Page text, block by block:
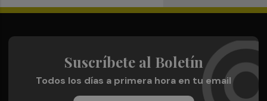
Suscríbete al Boletín
Todos los días a primera hora en tu email